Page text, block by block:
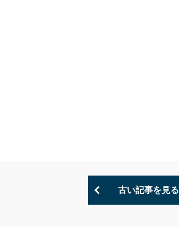
古い記事を見る